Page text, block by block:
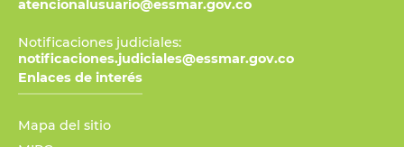
atencionalusuario@essmar.gov.co
Notificaciones judiciales:
notificaciones.judiciales@essmar.gov.co
Enlaces de interés
Mapa del sitio